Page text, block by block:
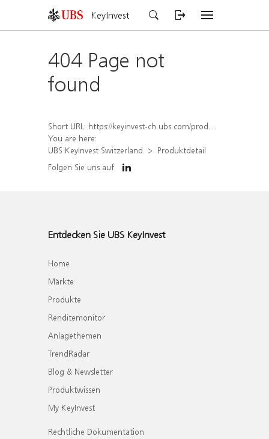
KeyInvest
404 Page not
found
Short URL: https://keyinvest-ch.ubs.com/produkt/detail/index/isin/CH1558311598
You are here:
UBS KeyInvest Switzerland
Produktdetail
Folgen Sie uns auf
Entdecken Sie UBS KeyInvest
Home
Märkte
Produkte
Renditemonitor
Anlagethemen
TrendRadar
Blog & Newsletter
Produktwissen
My KeyInvest
Rechtliche Dokumentation